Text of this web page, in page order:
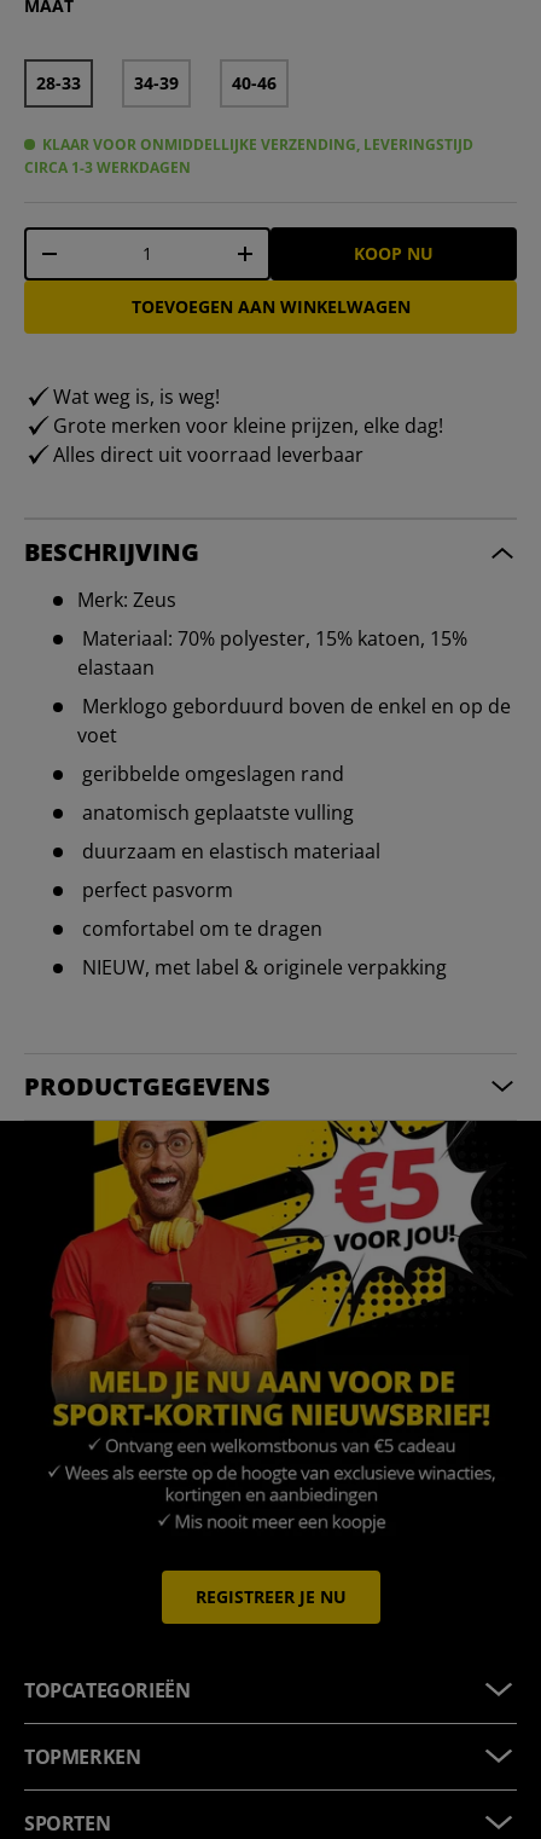
MAAT
28-33 34-39 40-46
KLAAR VOOR ONMIDDELLIJKE VERZENDING, LEVERINGSTIJD
CIRCA 1-3 WERKDAGEN
Aantal
-
+ KOOP NU
TOEVOEGEN AAN WINKELWAGEN
Wat weg is, is weg!
Grote merken voor kleine prijzen, elke dag!
Alles direct uit voorraad leverbaar
BESCHRIJVING
Merk: Zeus
Materiaal: 70% polyester, 15% katoen, 15%
elastaan
Merklogo geborduurd boven de enkel en op de
voet
geribbelde omgeslagen rand
anatomisch geplaatste vulling
duurzaam en elastisch materiaal
perfect pasvorm
comfortabel om te dragen
NIEUW, met label & originele verpakking
PRODUCTGEGEVENS
REGISTREER JE NU
TOPCATEGORIEËN
TOPMERKEN
SPORTEN